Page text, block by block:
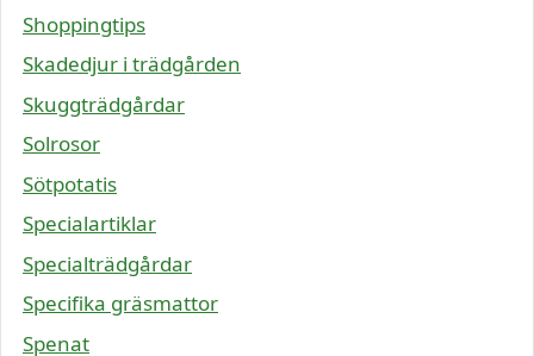
Shoppingtips
Skadedjur i trädgården
Skuggträdgårdar
Solrosor
Sötpotatis
Specialartiklar
Specialträdgårdar
Specifika gräsmattor
Spenat